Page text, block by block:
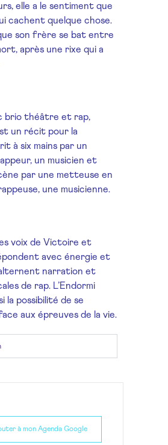
elle a le sentiment que
cachent quelque chose.
son frère se bat entre
après une rixe qui a
brio théâtre et rap,
un récit pour la
à six mains par un
un musicien et
par une metteuse en
une musicienne.
voix de Victoire et
avec énergie et
narration et
de rap. L’Endormi
la possibilité de se
aux épreuves de la vie.
à mon Agenda Google